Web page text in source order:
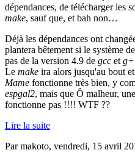
dépendances, de télécharger les
make, sauf que, et bah non…
Déjà les dépendances ont
plantera bêtement si le système
pas de la version 4.9 de gcc et
Le make ira alors jusqu'au bout
Mame fonctionne très bien, y
espgal2, mais que Ô malheur,
fonctionne pas !!!! WTF ??
Lire la suite
Par makoto, vendredi, 15 avril